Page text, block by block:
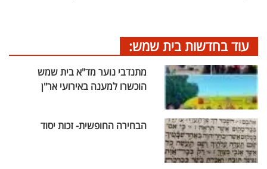
עוד בחדשות בית שמש:
מתנדבי נוער מד"א בית שמש
הוכשרו למענה באירועי אר"ן
הבחירה החופשית- זכות יסוד